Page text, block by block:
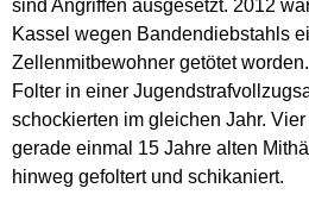
sind Angriffen ausgesetzt. 2012
Kassel wegen Bandendiebstahls
Zellenmitbewohner getötet
Folter in einer
schockierten im gleichen Jahr.
gerade einmal 15 Jahre alten
hinweg gefoltert und schikaniert.